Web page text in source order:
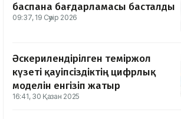
баспана бағдарламасы басталды
09:37, 19 Сәуір 2026
Әскерилендірілген теміржол
күзеті қауіпсіздіктің цифрлық
моделін енгізіп жатыр
16:41, 30 Қазан 2025